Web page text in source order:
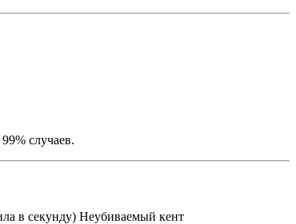
случаев.
в секунду) Неубиваемый кент